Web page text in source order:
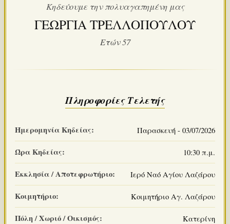
Κηδεύουμε την πολυαγαπημένη μας
ΓΕΩΡΓΙΑ ΤΡΕΛΛΟΠΟΥΛΟΥ
Ετών 57
Πληροφορίες Τελετής
Ημερομηνία Κηδείας: Παρασκευή - 03/07/2026
Ώρα Κηδείας: 10:30 π.μ.
Εκκλησία / Αποτεφρωτήριο: Ιερό Ναό Αγίου Λαζάρου
Κοιμητήριο: Κοιμητήριο Αγ. Λαζάρου
Πόλη / Χωριό / Οικισμός: Κατερίνη